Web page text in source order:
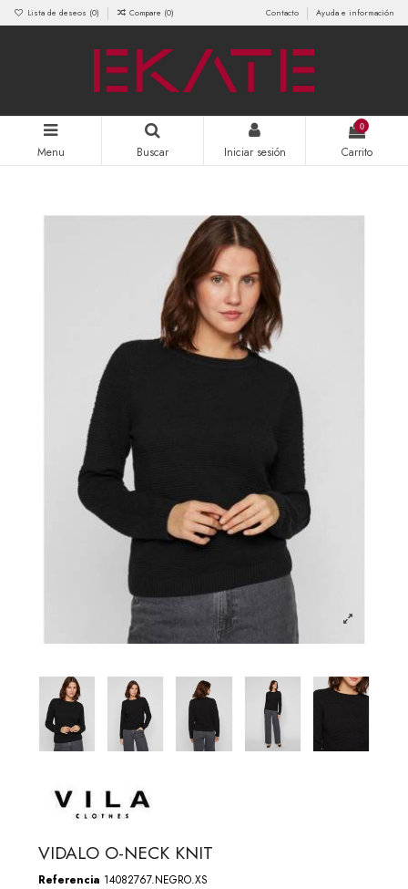
Lista de deseos (0) Compare (0) Contacto Ayuda e información
Menu Buscar Iniciar sesión
0
Carrito
VIDALO O-NECK KNIT
Referencia 14082767.NEGRO.XS